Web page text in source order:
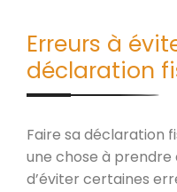
Erreurs à
déclaration
Faire sa déclaration
une chose à prendre
d’éviter certaines